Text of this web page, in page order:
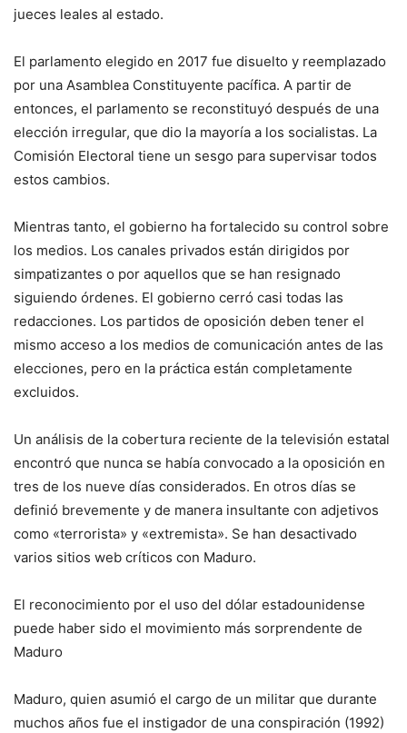
jueces leales al estado.
El parlamento elegido en 2017 fue disuelto y reemplazado
por una Asamblea Constituyente pacífica. A partir de
entonces, el parlamento se reconstituyó después de una
elección irregular, que dio la mayoría a los socialistas. La
Comisión Electoral tiene un sesgo para supervisar todos
estos cambios.
Mientras tanto, el gobierno ha fortalecido su control sobre
los medios. Los canales privados están dirigidos por
simpatizantes o por aquellos que se han resignado
siguiendo órdenes. El gobierno cerró casi todas las
redacciones. Los partidos de oposición deben tener el
mismo acceso a los medios de comunicación antes de las
elecciones, pero en la práctica están completamente
excluidos.
Un análisis de la cobertura reciente de la televisión estatal
encontró que nunca se había convocado a la oposición en
tres de los nueve días considerados. En otros días se
definió brevemente y de manera insultante con adjetivos
como «terrorista» y «extremista». Se han desactivado
varios sitios web críticos con Maduro.
El reconocimiento por el uso del dólar estadounidense
puede haber sido el movimiento más sorprendente de
Maduro
Maduro, quien asumió el cargo de un militar que durante
muchos años fue el instigador de una conspiración (1992)